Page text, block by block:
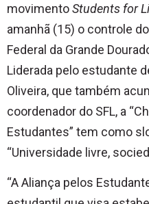
movimentoStudents for
amanhã (15) o controle
Federal da Grande
Liderada pelo estudante
Oliveira, que também
coordenador do SFL, a
Estudantes” tem como
“Universidade livre,
“A Aliança pelos